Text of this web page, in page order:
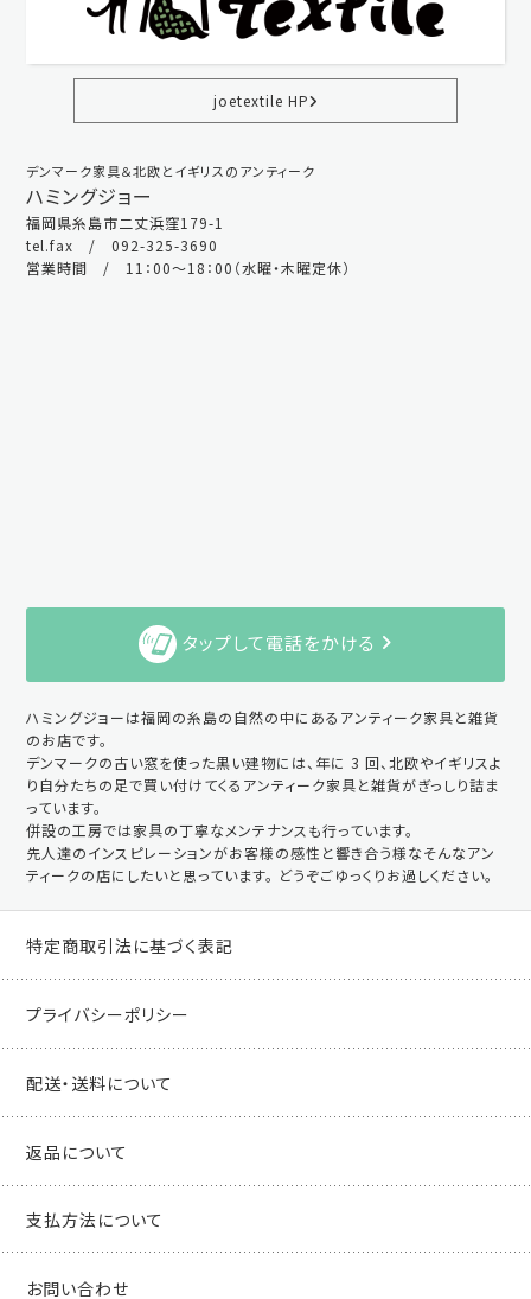
joetextile HP
デンマーク家具＆北欧とイギリスのアンティーク
ハミングジョー
福岡県糸島市二丈浜窪179-1
tel.fax / 092-325-3690
営業時間 / 11：00～18：00（水曜・木曜定休）
タップして電話をかける
ハミングジョーは福岡の糸島の自然の中にあるアンティーク家具と雑貨
のお店です。
デンマークの古い窓を使った黒い建物には、年に 3 回、北欧やイギリスよ
り自分たちの足で買い付けてくるアンティーク家具と雑貨がぎっしり詰ま
っています。
併設の工房では家具の丁寧なメンテナンスも行っています。
先人達のインスピレーションがお客様の感性と響き合う様なそんなアン
ティークの店にしたいと思っています。 どうぞごゆっくりお過しください。
特定商取引法に基づく表記
プライバシーポリシー
配送・送料について
返品について
支払方法について
お問い合わせ